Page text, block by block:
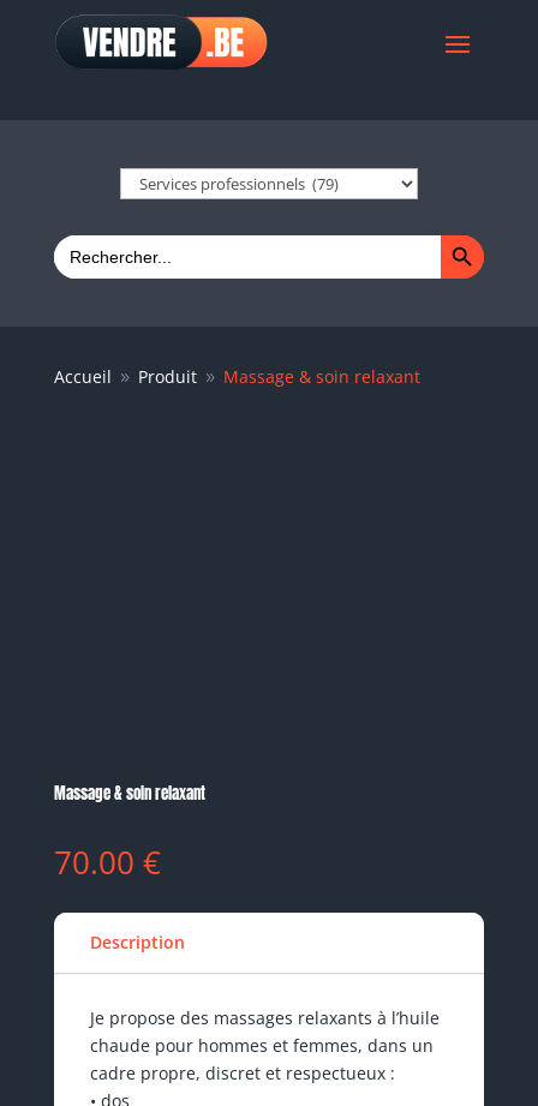
Search
for:
Search Button
Accueil 9 Produit 9 Massage & soin relaxant
Massage & soin relaxant
70.00 €
Description
Je propose des massages relaxants à l’huile
chaude pour hommes et femmes, dans un
cadre propre, discret et respectueux :
• dos